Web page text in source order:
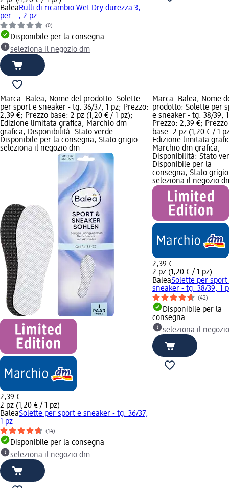
BaleaRulli di ricambio Wet Dry durezza 3,
per..., 2 pz
(0)
Disponibile per la consegna
seleziona il negozio dm
Marca: Balea; Nome del prodotto: Solette
per sport e sneaker - tg. 36/37, 1 pz; Prezzo:
2,39 €; Prezzo base: 2 pz (1,20 € / 1 pz);
Edizione limitata grafica, Marchio dm
grafica; Disponibilità: Stato verde
Disponibile per la consegna, Stato grigio
seleziona il negozio dm
2,39 €
2 pz (1,20 € / 1 pz)
BaleaSolette per sport e sneaker - tg. 36/37,
1 pz
(14)
Disponibile per la consegna
seleziona il negozio dm
Marca: Balea; Nome
prodotto: Solette per
e sneaker - tg. 38/39,
Prezzo: 2,39 €; Prezzo
base: 2 pz (1,20 € / 1
Edizione limitata
Marchio dm grafica;
Disponibilità: Stato
Disponibile per la
consegna, Stato grigio
seleziona il negozio
2,39 €
2 pz (1,20 € / 1 pz)
BaleaSolette per sport
sneaker - tg. 38/39, 1
(42)
Disponibile per la
consegna
seleziona il